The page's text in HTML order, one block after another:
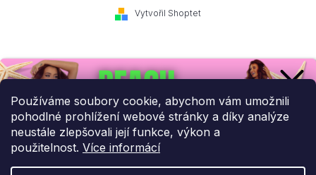
Používáme soubory cookie, abychom vám umožnili
pohodlné prohlížení webové stránky a díky analýze
neustále zlepšovali její funkce, výkon a
použitelnost. Více informácí
Vytvořil Shoptet
Přihlaste se k našemu
newsletteru.
Budeme vám posílat informace o našich novinkách a slevových
akcích.